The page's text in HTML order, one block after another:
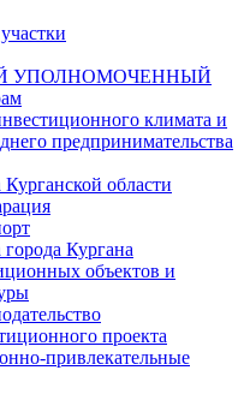
УПОЛНОМОЧЕННЫЙ
климата и
предпринимательства
области
Кургана
объектов и
проекта
привлекательные